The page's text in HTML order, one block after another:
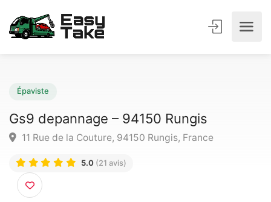
Gs9 depannage – 94150 Rungis